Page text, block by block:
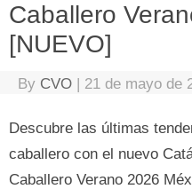
Caballero
[NUEVO]
By CVO | 21 de mayo de
Descubre las últimas
caballero con el nuevo
Caballero Verano 2026